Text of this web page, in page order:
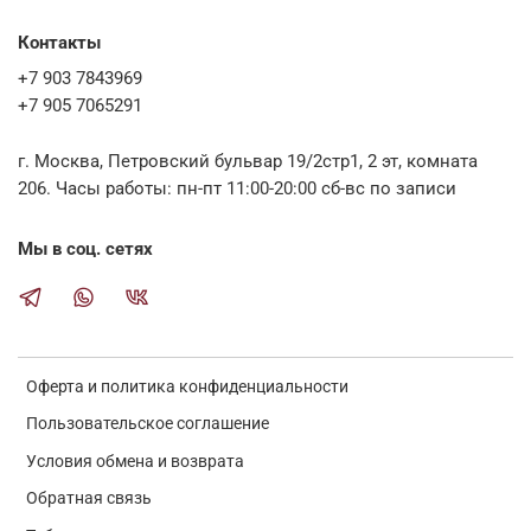
Оферта и политика конфиденциальности
Пользовательское соглашение
Условия обмена и возврата
Обратная связь
Контакты
+7 903 7843969
+7 905 7065291
г. Москва, Петровский бульвар 19/2стр1, 2 эт, комната
206. Часы работы: пн-пт 11:00-20:00 сб-вс по записи
Мы в соц. сетях